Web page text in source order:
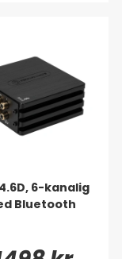
6-kanalig
Bluetooth